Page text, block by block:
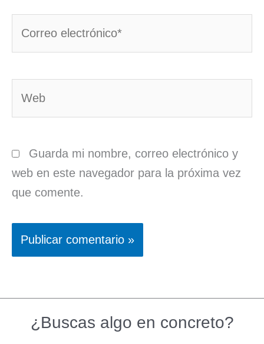
Guarda mi nombre, correo electrónico y
web en este navegador para la próxima vez
que comente.
¿Buscas algo en concreto?